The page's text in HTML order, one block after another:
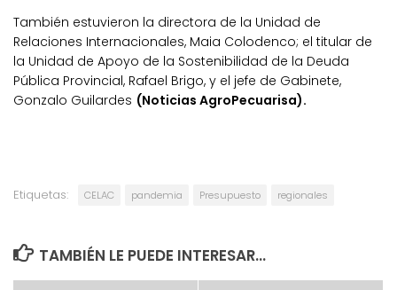
También estuvieron la directora de la Unidad de
Relaciones Internacionales, Maia Colodenco; el titular de
la Unidad de Apoyo de la Sostenibilidad de la Deuda
Pública Provincial, Rafael Brigo, y el jefe de Gabinete,
Gonzalo Guilardes (Noticias AgroPecuarisa).
Etiquetas: CELAC pandemia Presupuesto regionales
TAMBIÉN LE PUEDE INTERESAR...